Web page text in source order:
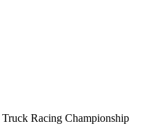
Racing Championship